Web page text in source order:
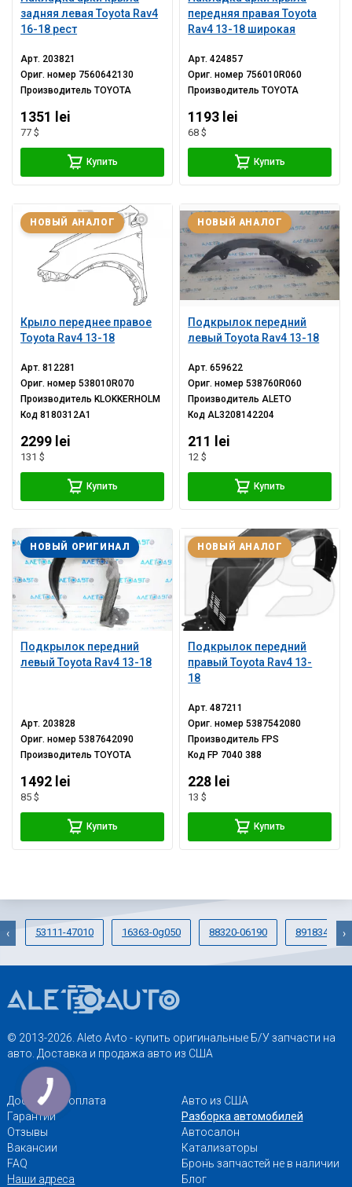
задняя левая Toyota Rav4
16-18 рест
Арт. 203821
Ориг. номер 7560642130
ПроизводительTOYOTA
1351 lei
77 $
Купить
передняя правая Toyota
Rav4 13-18 широкая
Арт.424857
Ориг. номер 756010R060
ПроизводительTOYOTA
1193 lei
68 $
Купить
Крыло переднее правое
Toyota Rav4 13-18
НОВЫЙ АНАЛОГ
Арт.812281
Ориг. номер538010R070
ПроизводительKLOKKERHOLM
Код8180312A1
2299 lei
131 $
Купить
Подкрылок передний
левый Toyota Rav4 13-18
НОВЫЙ АНАЛОГ
Арт.659622
Ориг. номер538760R060
ПроизводительALETO
КодAL3208142204
211 lei
12 $
Купить
Подкрылок передний
левый Toyota Rav4 13-18
НОВЫЙ ОРИГИНАЛ
Арт. 203828
Ориг. номер5387642090
ПроизводительTOYOTA
1492 lei
85 $
Купить
Подкрылок передний
правый Toyota Rav4 13-
18
НОВЫЙ АНАЛОГ
Арт.487211
Ориг. номер5387542080
ПроизводительFPS
КодFP 7040 388
228 lei
13 $
Купить
53111-47010 16363-0g050 88320-06190 8918348030
‹ ›
© 2013-2026. Aleto Avto - купить оригинальные Б/У запчасти на
авто. Доставка и продажа авто из США
Доставка и оплата
Гарантии
Отзывы
Вакансии
FAQ
Наши адреса
Авто из США
Разборка автомобилей
Автосалон
Катализаторы
Бронь запчастей не в наличии
Блог